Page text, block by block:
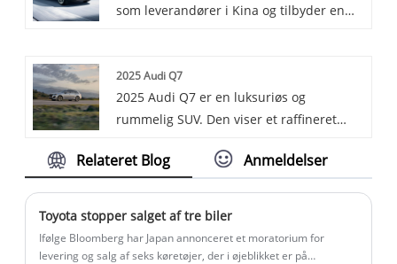
som leverandører i Kina og tilbyder en
2025 Audi Q7
2025 Audi Q7 er en luksuriøs og
rummelig SUV. Den viser et raffineret
banebrydende teknologi. Udstyret med
kraftfuld kørsel. Med dets generøse
lastrum og avancerede
sikkerhedsfunktioner er Q7 et ideelt valg
Relateret Blog Anmeldelser
Toyota stopper salget af tre biler
Ifølge Bloomberg har Japan annonceret et moratorium for
levering og salg af seks køretøjer, der i øjeblikket er på